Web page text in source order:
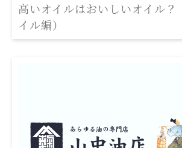
高いオイルはおいしいオイル？
イル編）